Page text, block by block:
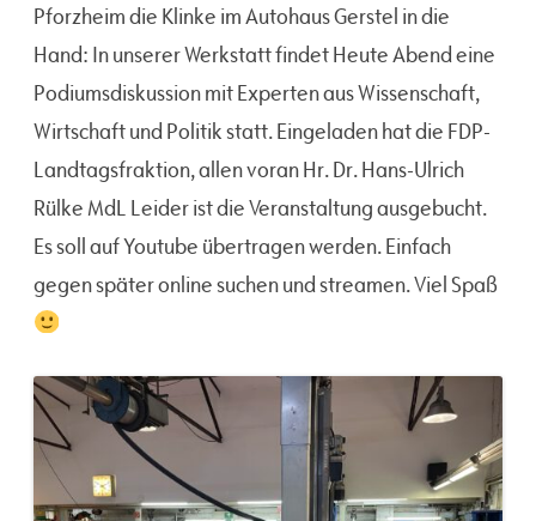
Pforzheim die Klinke im Autohaus Gerstel in die
Hand: In unserer Werkstatt findet Heute Abend eine
Podiumsdiskussion mit Experten aus Wissenschaft,
Wirtschaft und Politik statt. Eingeladen hat die FDP-
Landtagsfraktion, allen voran Hr. Dr. Hans-Ulrich
Rülke MdL Leider ist die Veranstaltung ausgebucht.
Es soll auf Youtube übertragen werden. Einfach
gegen später online suchen und streamen. Viel Spaß